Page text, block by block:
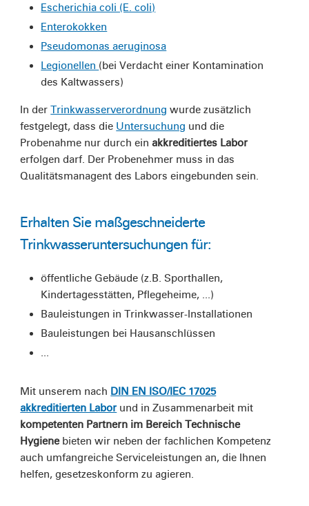
Escherichia coli (E. coli)
Enterokokken
Pseudomonas aeruginosa
Legionellen (bei Verdacht einer Kontamination
des Kaltwassers)
In derTrinkwasserverordnung wurde zusätzlich
festgelegt, dass die Untersuchung und die
Probenahme nur durch einakkreditiertes Labor
erfolgen darf. Der Probenehmer muss in das
Qualitätsmanagent des Labors eingebunden sein.
Erhalten Sie maßgeschneiderte
Trinkwasseruntersuchungen für:
öffentliche Gebäude (z.B. Sporthallen,
Kindertagesstätten, Pflegeheime, ...)
Bauleistungen in Trinkwasser-Installationen
Bauleistungen bei Hausanschlüssen
...
Mit unserem nach DIN EN ISO/IEC 17025
akkreditierten Laborund in Zusammenarbeit mit
kompetenten Partnern im Bereich Technische
Hygienebieten wir neben der fachlichen Kompetenz
auch umfangreiche Serviceleistungen an, die Ihnen
helfen, gesetzeskonform zu agieren.